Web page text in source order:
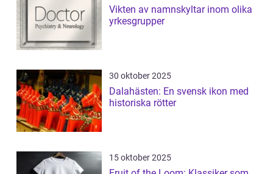
Vikten av namnskyltar inom olika
yrkesgrupper
30 oktober 2025
Dalahästen: En svensk ikon med
historiska rötter
15 oktober 2025